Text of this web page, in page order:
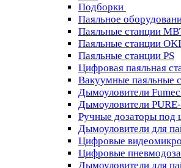
Подборки
Паяльное
Паяльные станции
Паяльные станции OKI
Паяльные станции PS
Цифровая паяльная
Вакуумные паяльные
Дымоуловители
Дымоуловители
Ручные дозаторы под
Дымоуловители для
Цифровые
Цифровые
Дымоуловители для